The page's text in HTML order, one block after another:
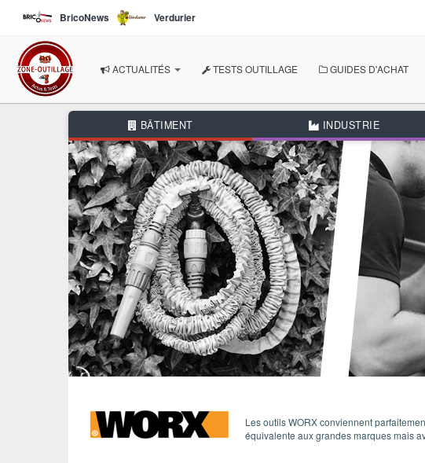
BricoNews Verdurier
ACTUALITÉS
NOS THÉMATIQUES
BÂTIMENT
INDUSTRIE
AUTOMOBILE
BRICOLAGE
JARDIN
AUTRES RUBRIQUES
DOSSIERS THÉMATIQUE
ÉVÈNEMENTS / REPORTAGES
LOISIRS CRÉATIFS / DIY
TESTS OUTILLAGE GUIDES D'ACHAT
BÂTIMENT INDUSTRIE
Les outils WORX conviennent
équivalente aux grandes marques mais